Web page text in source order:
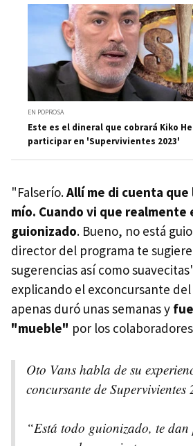
EN POPROSA
Este es el dineral que cobrará Kiko
participar en 'Supervivientes 2023'
"Falserío.Allí me di cuenta
mío. Cuando vi que realmente
guionizado. Bueno, no está
director del programa te sugiere
sugerencias así como
explicando el exconcursante
apenas duró unas semanas y
"mueble" por los
Oto Vans habla de su
concursante de Supervivientes
“Está todo guionizado, te